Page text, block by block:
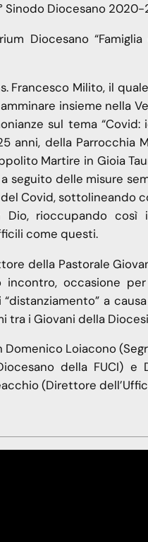
Sinodo Diocesano
Diocesano
Francesco Milito, il
insieme nella
sul tema “Covid:
anni, della Parrocchia
Martire in Gioia
seguito delle misure
Covid, sottolineando
rioccupando così
come questi.
della Pastorale
incontro, occasione
a
tra i Giovani della
Loiacono
della FUCI)
(Direttore